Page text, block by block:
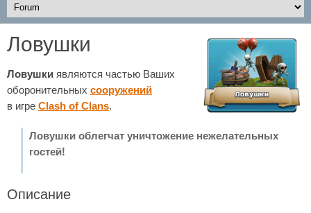
Ловушки
Ловушки являются частью Ваших
оборонительных сооружений
в игре Clash of Clans.
Ловушки облегчат уничтожение нежелательных
гостей!
Описание